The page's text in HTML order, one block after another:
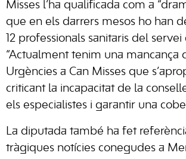
Misses l’ha qualificada com a
que en els darrers mesos ho han
12 professionals sanitaris del servei
“Actualment tenim una mancança
Urgències a Can Misses que
criticant la incapacitat de la
els especialistes i garantir una
La diputada també ha fet
tràgiques notícies conegudes a